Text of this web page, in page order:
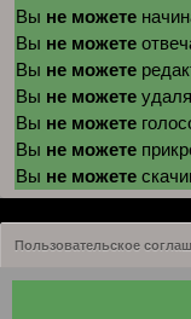
Вы не можете
Вы не можете
Вы не можете
Вы не можете
Вы не можете
Вы не можете
Вы не можете
Пользовательское